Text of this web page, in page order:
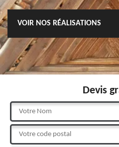
VOIR NOS RÉALISATIONS
Devis